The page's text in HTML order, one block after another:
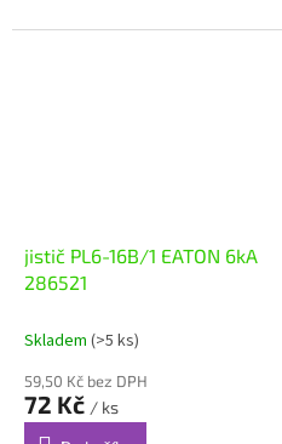
jistič PL6-16B/1 EATON 6kA
286521
Skladem (>5 ks)
59,50 Kč bez DPH
72 Kč / ks